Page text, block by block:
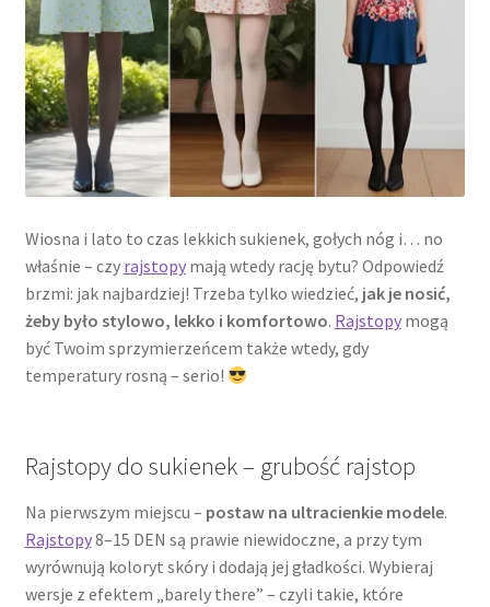
Wiosna i lato to czas lekkich sukienek, gołych nóg i… no
właśnie – czy rajstopymają wtedy rację bytu? Odpowiedź
brzmi: jak najbardziej! Trzeba tylko wiedzieć, jak je nosić,
żeby było stylowo, lekko i komfortowo. Rajstopymogą
być Twoim sprzymierzeńcem także wtedy, gdy
temperatury rosną – serio!
Rajstopy do sukienek – grubość rajstop
Na pierwszym miejscu – postaw na ultracienkie modele.
Rajstopy8–15 DEN są prawie niewidoczne, a przy tym
wyrównują koloryt skóry i dodają jej gładkości. Wybieraj
wersje z efektem „barely there” – czyli takie, które